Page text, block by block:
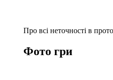
Про всі неточності в
Фото гри